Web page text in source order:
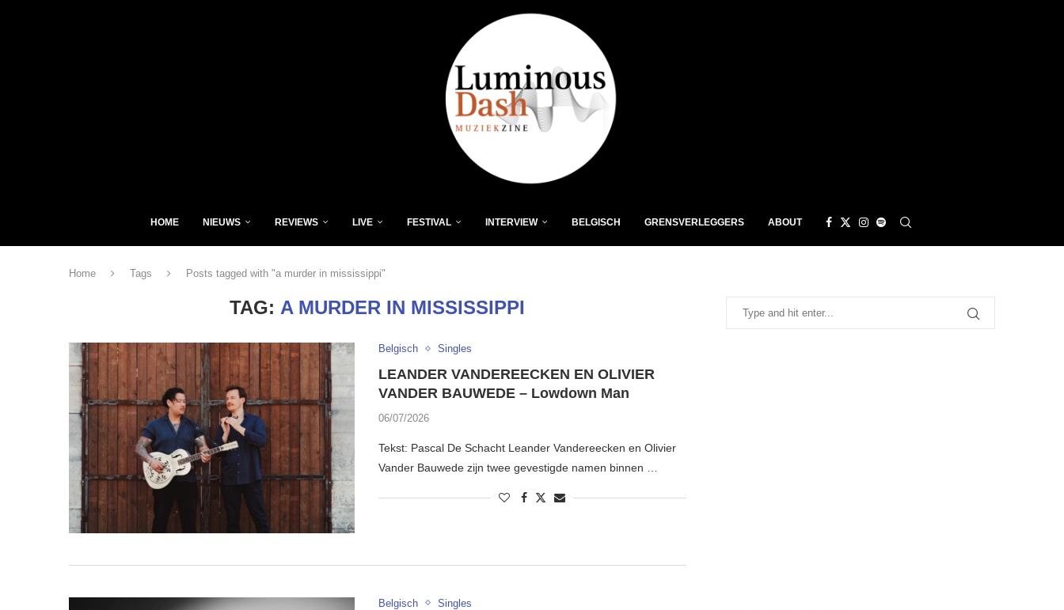
HOME NIEUWS REVIEWS LIVE FESTIVAL INTERVIEW BELGISCH GRENSVERLEGGERS ABOUT
Home Tags Posts tagged with "a murder in mississippi"
TAG: A MURDER IN MISSISSIPPI
Belgisch Singles
LEANDER VANDEREECKEN EN OLIVIER
VANDER BAUWEDE – Lowdown Man
06/07/2026
Tekst: Pascal De Schacht Leander Vandereecken en Olivier
Vander Bauwede zijn twee gevestigde namen binnen …
Belgisch Singles